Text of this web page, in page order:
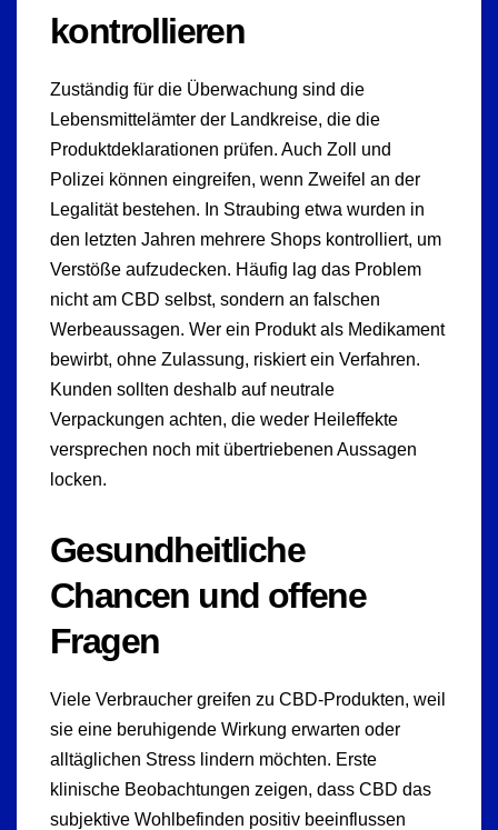
kontrollieren
Zuständig für die Überwachung sind die
Lebensmittelämter der Landkreise, die die
Produktdeklarationen prüfen. Auch Zoll und
Polizei können eingreifen, wenn Zweifel an der
Legalität bestehen. In Straubing etwa wurden in
den letzten Jahren mehrere Shops kontrolliert, um
Verstöße aufzudecken. Häufig lag das Problem
nicht am CBD selbst, sondern an falschen
Werbeaussagen. Wer ein Produkt als Medikament
bewirbt, ohne Zulassung, riskiert ein Verfahren.
Kunden sollten deshalb auf neutrale
Verpackungen achten, die weder Heileffekte
versprechen noch mit übertriebenen Aussagen
locken.
Gesundheitliche
Chancen und offene
Fragen
Viele Verbraucher greifen zu CBD-Produkten, weil
sie eine beruhigende Wirkung erwarten oder
alltäglichen Stress lindern möchten. Erste
klinische Beobachtungen zeigen, dass CBD das
subjektive Wohlbefinden positiv beeinflussen